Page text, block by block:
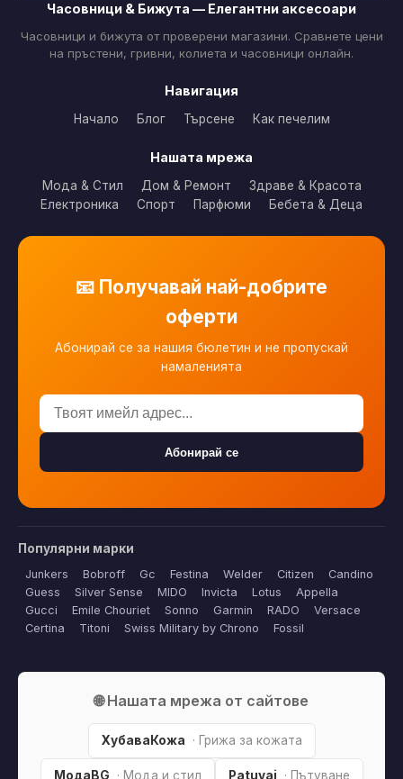
Часовници & Бижута — Елегантни аксесоари
Часовници и бижута от проверени магазини. Сравнете цени
на пръстени, гривни, колиета и часовници онлайн.
Навигация
Начало Блог Търсене Как печелим
Нашата мрежа
Мода & Стил Дом & Ремонт
Здраве & Красота
Електроника
Спорт Парфюми Бебета & Деца
📧 Получавай най-добрите
оферти
Абонирай се за нашия бюлетин и не пропускай
намаленията
Абонирай се
Популярни марки
Junkers Bobroff Gc Festina Welder Citizen
Candino
Guess
Silver Sense MIDO Invicta Lotus
Appella
Gucci
Emile Chouriet Sonno Garmin RADO
Versace
Certina
Titoni Swiss Military by Chrono Fossil
🌐 Нашата мрежа от сайтове
ХубаваКожа · Грижа за кожата
МодаBG · Мода и стил Patuvai · Пътуване